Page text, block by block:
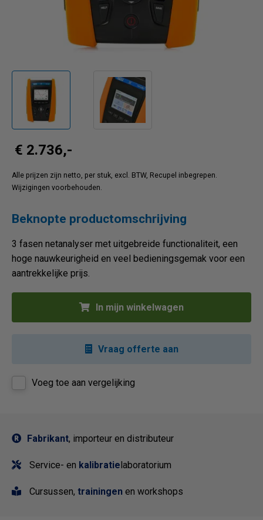
€ 2.736,-
Alle prijzen zijn netto, per stuk, excl. BTW, Recupel inbegrepen.
Wijzigingen voorbehouden.
Beknopte productomschrijving
3 fasen netanalyser met uitgebreide functionaliteit, een
hoge nauwkeurigheid en veel bedieningsgemak voor een
aantrekkelijke prijs.
In mijn winkelwagen
Vraag offerte aan
Voeg toe aan vergelijking
Fabrikant, importeur en distributeur
Service- en kalibratielaboratorium
Cursussen, trainingen en workshops